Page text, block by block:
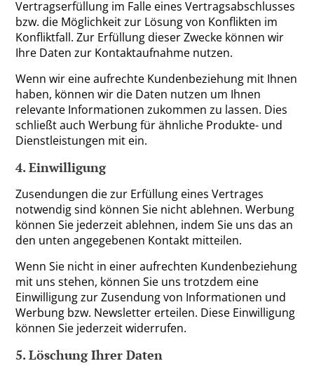
Vertragserfüllung im Falle eines Vertragsabschlusses
bzw. die Möglichkeit zur Lösung von Konflikten im
Konfliktfall. Zur Erfüllung dieser Zwecke können wir
Ihre Daten zur Kontaktaufnahme nutzen.
Wenn wir eine aufrechte Kundenbeziehung mit Ihnen
haben, können wir die Daten nutzen um Ihnen
relevante Informationen zukommen zu lassen. Dies
schließt auch Werbung für ähnliche Produkte- und
Dienstleistungen mit ein.
4. Einwilligung
Zusendungen die zur Erfüllung eines Vertrages
notwendig sind können Sie nicht ablehnen. Werbung
können Sie jederzeit ablehnen, indem Sie uns das an
den unten angegebenen Kontakt mitteilen.
Wenn Sie nicht in einer aufrechten Kundenbeziehung
mit uns stehen, können Sie uns trotzdem eine
Einwilligung zur Zusendung von Informationen und
Werbung bzw. Newsletter erteilen. Diese Einwilligung
können Sie jederzeit widerrufen.
5. Löschung Ihrer Daten